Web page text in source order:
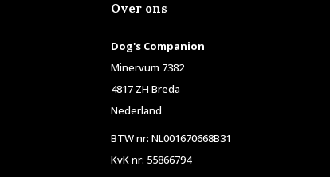
Over ons
Dog's Companion
Minervum 7382
4817 ZH Breda
Nederland
BTW nr: NL001670668B31
KvK nr: 55866794